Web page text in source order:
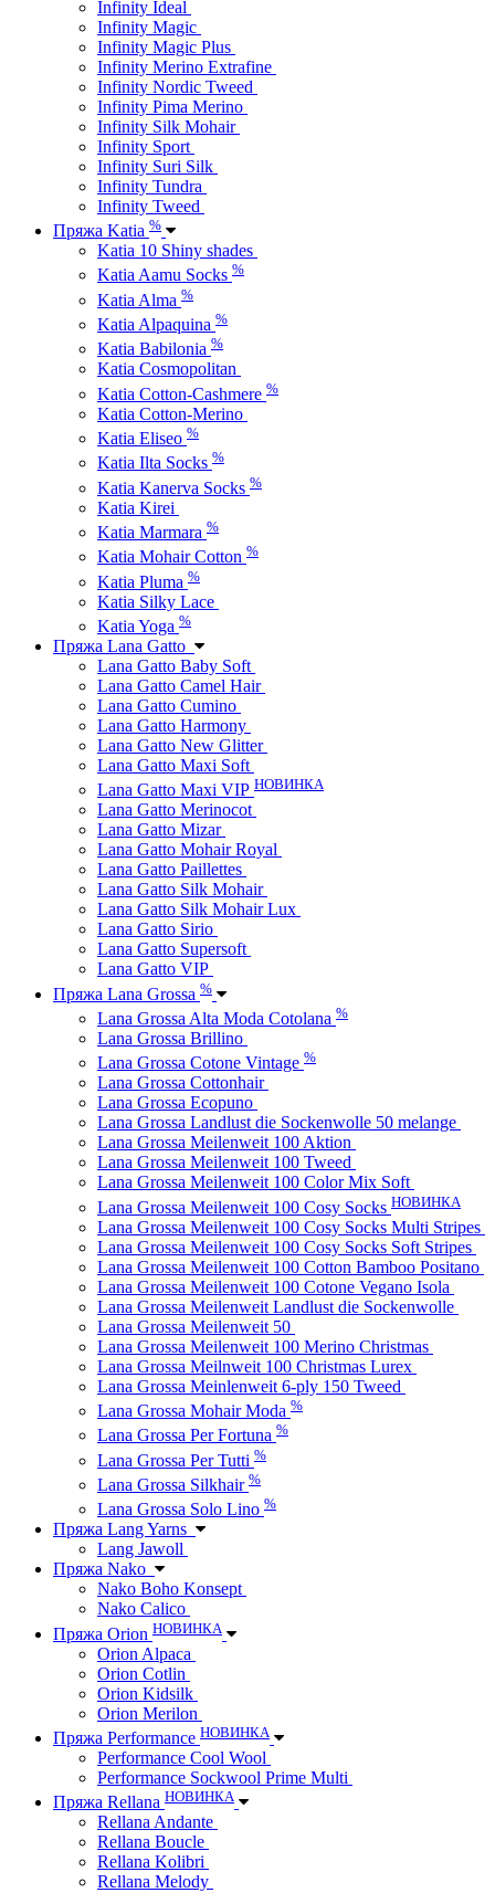
Infinity Ideal
Infinity Magic
Infinity Magic Plus
Infinity Merino Extrafine
Infinity Nordic Tweed
Infinity Pima Merino
Infinity Silk Mohair
Infinity Sport
Infinity Suri Silk
Infinity Tundra
Infinity Tweed
Пряжа Katia %
Katia 10 Shiny shades
Katia Aamu Socks %
Katia Alma %
Katia Alpaquina %
Katia Babilonia %
Katia Cosmopolitan
Katia Cotton-Cashmere %
Katia Cotton-Merino
Katia Eliseo %
Katia Ilta Socks %
Katia Kanerva Socks %
Katia Kirei
Katia Marmara %
Katia Mohair Cotton %
Katia Pluma %
Katia Silky Lace
Katia Yoga %
Пряжа Lana Gatto
Lana Gatto Baby Soft
Lana Gatto Camel Hair
Lana Gatto Cumino
Lana Gatto Harmony
Lana Gatto New Glitter
Lana Gatto Maxi Soft
Lana Gatto Maxi VIP НОВИНКА
Lana Gatto Merinocot
Lana Gatto Mizar
Lana Gatto Mohair Royal
Lana Gatto Paillettes
Lana Gatto Silk Mohair
Lana Gatto Silk Mohair Lux
Lana Gatto Sirio
Lana Gatto Supersoft
Lana Gatto VIP
Пряжа Lana Grossa %
Lana Grossa Alta Moda Cotolana %
Lana Grossa Brillino
Lana Grossa Cotone Vintage %
Lana Grossa Cottonhair
Lana Grossa Ecopuno
Lana Grossa Landlust die Sockenwolle 50 melange
Lana Grossa Meilenweit 100 Aktion
Lana Grossa Meilenweit 100 Tweed
Lana Grossa Meilenweit 100 Color Mix Soft
Lana Grossa Meilenweit 100 Cosy Socks НОВИНКА
Lana Grossa Meilenweit 100 Cosy Socks Multi Stripes
Lana Grossa Meilenweit 100 Cosy Socks Soft Stripes
Lana Grossa Meilenweit 100 Cotton Bamboo Positano
Lana Grossa Meilenweit 100 Cotone Vegano Isola
Lana Grossa Meilenweit Landlust die Sockenwolle
Lana Grossa Meilenweit 50
Lana Grossa Meilenweit 100 Merino Christmas
Lana Grossa Meilnweit 100 Christmas Lurex
Lana Grossa Meinlenweit 6-ply 150 Tweed
Lana Grossa Mohair Moda %
Lana Grossa Per Fortuna %
Lana Grossa Per Tutti %
Lana Grossa Silkhair %
Lana Grossa Solo Lino %
Пряжа Lang Yarns
Lang Jawoll
Пряжа Nako
Nako Boho Konsept
Nako Calico
Пряжа Orion НОВИНКА
Orion Alpaca
Orion Cotlin
Orion Kidsilk
Orion Merilon
Пряжа Performance НОВИНКА
Performance Cool Wool
Performance Sockwool Prime Multi
Пряжа Rellana НОВИНКА
Rellana Andante
Rellana Boucle
Rellana Kolibri
Rellana Melody